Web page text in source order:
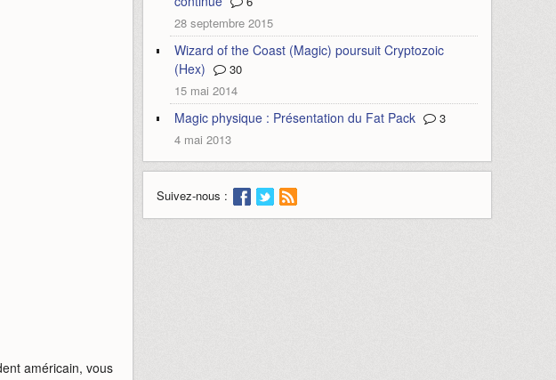
américain, vous
28 septembre 2015
Wizard of the Coast (Magic) poursuit Cryptozoic
(Hex)
30
15 mai 2014
Magic physique : Présentation du Fat Pack
3
4 mai 2013
Suivez-nous :